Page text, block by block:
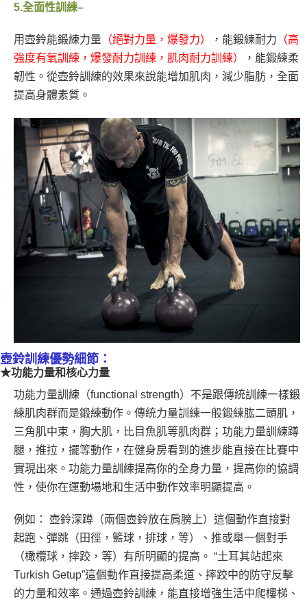
5.全面性訓練–
用壺鈴能鍛練力量 （絕對力量，爆發力） ，能鍛練耐力 （高
強度有氧訓練，爆發耐力訓練，肌肉耐力訓練）
，能鍛練柔
韌性。從壺鈴訓練的效果來說能增加肌肉，減少脂肪，全面
提高身體素質。
壺鈴訓練優勢細節：
★功能力量和核心力量
功能力量訓練（functional strength）不是跟傳統訓練一樣鍛
練肌肉群而是鍛練動作。傳統力量訓練一般鍛練肱二頭肌，
三角肌中束，胸大肌，比目魚肌等肌肉群；功能力量訓練蹲
腿，推拉，擺等動作，在健身房看到的進步能直接在比賽中
實現出來。功能力量訓練提高你的全身力量，提高你的協調
性，使你在運動場地和生活中動作效率明顯提高。
例如： 壺鈴深蹲（兩個壺鈴放在肩膀上）這個動作直接對
起跑、彈跳（田徑，籃球，排球，等）、推或舉一個對手
（橄欖球，摔跤，等）有所明顯的提高。 “土耳其站起來
Turkish Getup”這個動作直接提高柔道、摔跤中的防守反擊
的力量和效率。通過壺鈴訓練，能直接增強生活中爬樓梯、